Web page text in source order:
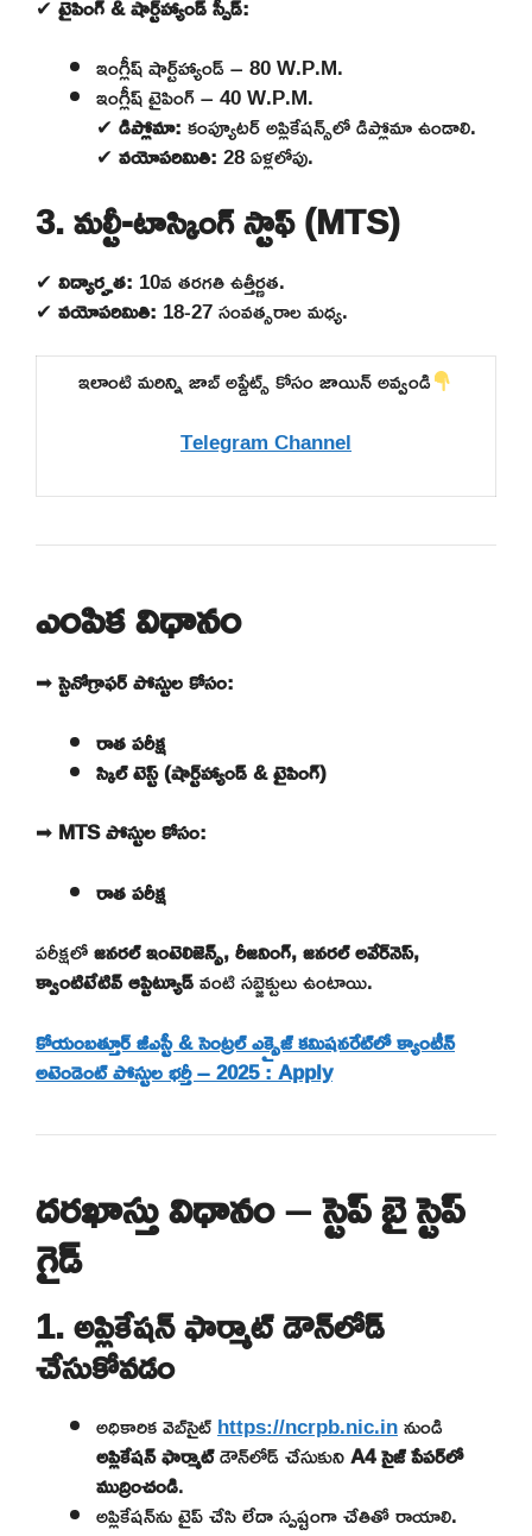
ఇంగ్లీష్ షార్ట్‌హ్యాండ్ – 80 W.P.M.
ఇంగ్లీష్ టైపింగ్ – 40 W.P.M.
✔డిప్లోమా:కంప్యూటర్ అప్లికేషన్స్‌లో డిప్లోమా ఉండాలి.
✔వయోపరిమితి:28 ఏళ్లలోపు.
3. మల్టీ-టాస్కింగ్ స్టాఫ్ (MTS)
✔విద్యార్హత: 10వ తరగతి ఉత్తీర్ణత.
✔వయోపరిమితి: 18-27 సంవత్సరాల మధ్య.
ఇలాంటి మరిన్ని జాబ్ అప్డేట్స్ కోసం జాయిన్ అవ్వండి
Telegram Channel
ఎంపిక విధానం
➡స్టెనోగ్రాఫర్ పోస్టుల కోసం:
రాత పరీక్ష
స్కిల్ టెస్ట్ (షార్ట్‌హ్యాండ్ & టైపింగ్)
➡MTS పోస్టుల కోసం:
రాత పరీక్ష
పరీక్షలోజనరల్ ఇంటెలిజెన్స్, రీజనింగ్, జనరల్ అవేర్‌నెస్,
క్వాంటిటేటివ్ ఆప్టిట్యూడ్వంటి సబ్జెక్టులు ఉంటాయి.
కోయంబత్తూర్ జీఎస్టీ & సెంట్రల్ ఎక్సైజ్ కమిషనరేట్‌లో క్యాంటీన్
అటెండెంట్ పోస్టుల భర్తీ – 2025 : Apply
దరఖాస్తు విధానం – స్టెప్ బై స్టెప్
గైడ్
1. అప్లికేషన్ ఫార్మాట్ డౌన్‌లోడ్
చేసుకోవడం
అధికారిక వెబ్‌సైట్https://ncrpb.nic.inనుండి
అప్లికేషన్ ఫార్మాట్డౌన్‌లోడ్ చేసుకునిA4 సైజ్ పేపర్‌లో
ముద్రించండి.
అప్లికేషన్‌ను టైప్ చేసి లేదా స్పష్టంగా చేతితో రాయాలి.